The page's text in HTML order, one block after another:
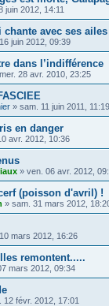
juin 2012, 14:11
avec ses ailes
juin 2012, 09:39
dans l’indifférence
28 avr. 2010, 23:25
» sam. 11 juin 2011, 11:19
en danger
avr. 2012, 10:36
» ven. 06 avr. 2012,
(poisson d'avril) !
» sam. 31 mars 2012,
mars 2012, 16:26
remontent.....
mars 2012, 09:34
12 févr. 2012, 17:01